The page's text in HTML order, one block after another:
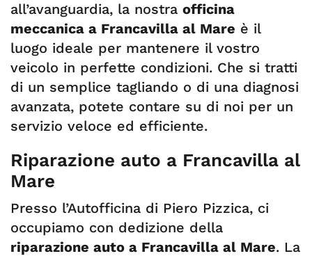
all’avanguardia, la nostra officina
meccanica a Francavilla al Mare è il
luogo ideale per mantenere il vostro
veicolo in perfette condizioni. Che si tratti
di un semplice tagliando o di una diagnosi
avanzata, potete contare su di noi per un
servizio veloce ed efficiente.
Riparazione auto a Francavilla al
Mare
Presso l’Autofficina di Piero Pizzica, ci
occupiamo con dedizione della
riparazione auto a Francavilla al Mare. La